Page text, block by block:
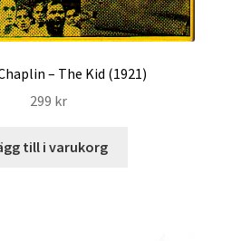
– The Kid (1921)
299 kr
till i varukorg